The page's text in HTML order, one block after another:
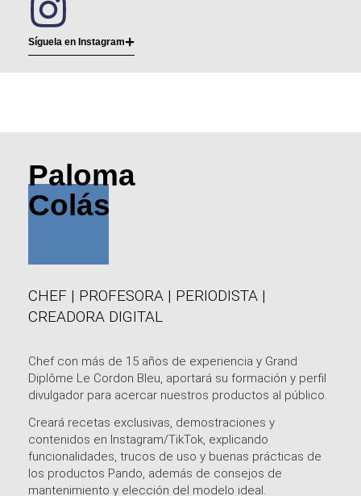
Síguela en Instagram
Paloma
Colás
CHEF | PROFESORA | PERIODISTA |
CREADORA DIGITAL​
Chef con más de 15 años de experiencia y Grand
Diplôme Le Cordon Bleu, aportará su formación y perfil
divulgador para acercar nuestros productos al público.
Creará recetas exclusivas, demostraciones y
contenidos en Instagram/TikTok, explicando
funcionalidades, trucos de uso y buenas prácticas de
los productos Pando, además de consejos de
mantenimiento y elección del modelo ideal.